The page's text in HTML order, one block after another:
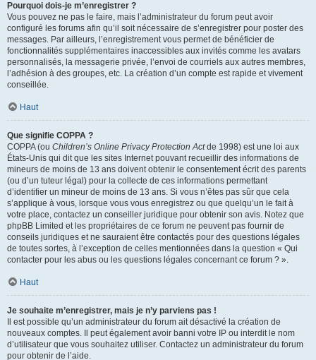
Pourquoi dois-je m’enregistrer ?
Vous pouvez ne pas le faire, mais l’administrateur du forum peut avoir
configuré les forums afin qu’il soit nécessaire de s’enregistrer pour poster des
messages. Par ailleurs, l’enregistrement vous permet de bénéficier de
fonctionnalités supplémentaires inaccessibles aux invités comme les avatars
personnalisés, la messagerie privée, l’envoi de courriels aux autres membres,
l’adhésion à des groupes, etc. La création d’un compte est rapide et vivement
conseillée.
Haut
Que signifie COPPA ?
COPPA (ou Children’s Online Privacy Protection Actde 1998) est une loi aux
États-Unis qui dit que les sites Internet pouvant recueillir des informations de
mineurs de moins de 13 ans doivent obtenir le consentement écrit des parents
(ou d’un tuteur légal) pour la collecte de ces informations permettant
d’identifier un mineur de moins de 13 ans. Si vous n’êtes pas sûr que cela
s’applique à vous, lorsque vous vous enregistrez ou que quelqu’un le fait à
votre place, contactez un conseiller juridique pour obtenir son avis. Notez que
phpBB Limited et les propriétaires de ce forum ne peuvent pas fournir de
conseils juridiques et ne sauraient être contactés pour des questions légales
de toutes sortes, à l’exception de celles mentionnées dans la question « Qui
contacter pour les abus ou les questions légales concernant ce forum ? ».
Haut
Je souhaite m’enregistrer, mais je n’y parviens pas !
Il est possible qu’un administrateur du forum ait désactivé la création de
nouveaux comptes. Il peut également avoir banni votre IP ou interdit le nom
d’utilisateur que vous souhaitez utiliser. Contactez un administrateur du forum
pour obtenir de l’aide.